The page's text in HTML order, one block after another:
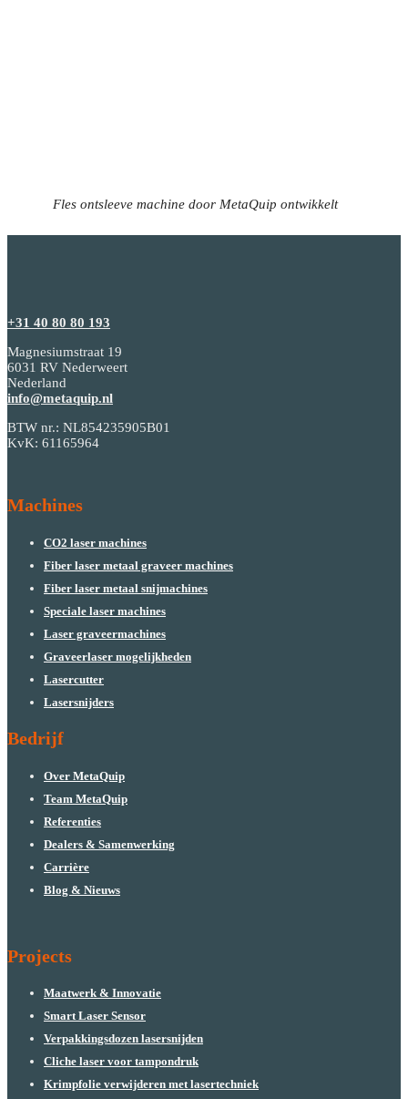
Fles ontsleeve machine door MetaQuip ontwikkelt
+31 40 80 80 193
Magnesiumstraat 19
6031 RV Nederweert
Nederland
info@metaquip.nl
BTW nr.: NL854235905B01
KvK: 61165964
Machines
CO2 laser machines
Fiber laser metaal graveer machines
Fiber laser metaal snijmachines
Speciale laser machines
Laser graveermachines
Graveerlaser mogelijkheden
Lasercutter
Lasersnijders
Bedrijf
Over MetaQuip
Team MetaQuip
Referenties
Dealers & Samenwerking
Carrière
Blog & Nieuws
Projects
Maatwerk & Innovatie
Smart Laser Sensor
Verpakkingsdozen lasersnijden
Cliche laser voor tampondruk
Krimpfolie verwijderen met lasertechniek